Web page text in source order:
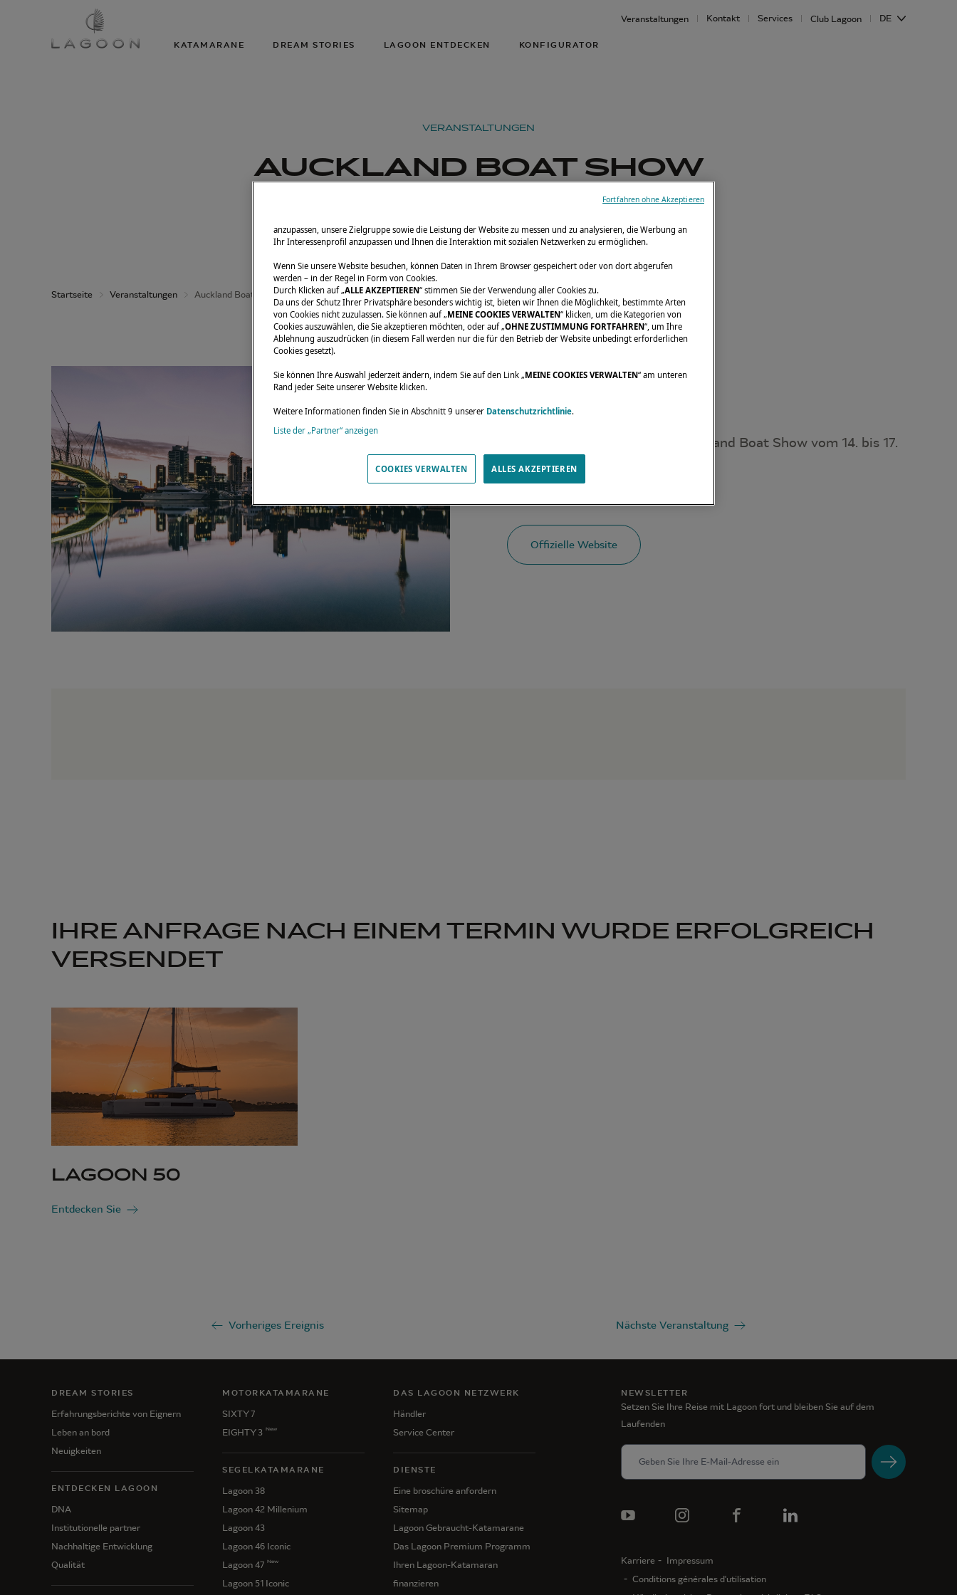
KATAMARANE DREAM STORIES LAGOON ENTDECKEN KONFIGURATOR
Veranstaltungen Kontakt Services Club Lagoon DE
VERANSTALTUNGEN
AUCKLAND BOAT SHOW
Lagoon 50
Startseite Veranstaltungen Auckland Boat Show
Treffen Sie Lagoon auf der Auckland Boat Show vom 14. bis 17.
März 2024.
Offizielle Website
IHRE ANFRAGE NACH EINEM TERMIN WURDE ERFOLGREICH
VERSENDET
LAGOON 50
Entdecken Sie
Vorheriges Ereignis Nächste Veranstaltung
DREAM STORIES
Erfahrungsberichte von Eignern
Leben an bord
Neuigkeiten
ENTDECKEN LAGOON
DNA
Institutionelle partner
Nachhaltige Entwicklung
Qualität
MOTORKATAMARANE
SIXTY 7
EIGHTY 3 New
SEGELKATAMARANE
Lagoon 38
Lagoon 42 Millenium
Lagoon 43
Lagoon 46 Iconic
Lagoon 47 New
Lagoon 51 Iconic
DAS LAGOON NETZWERK
Händler
Service Center
DIENSTE
Eine broschüre anfordern
Sitemap
Lagoon Gebraucht-Katamarane
Das Lagoon Premium Programm
Ihren Lagoon-Katamaran
finanzieren
NEWSLETTER
Setzen Sie Ihre Reise mit Lagoon fort und bleiben Sie auf dem
Laufenden
Karriere
Impressum
Conditions générales d'utilisation
anzupassen, unsere Zielgruppe sowie die Leistung der Website zu messen und zu analysieren, die Werbung an
Ihr Interessenprofil anzupassen und Ihnen die Interaktion mit sozialen Netzwerken zu ermöglichen.
Wenn Sie unsere Website besuchen, können Daten in Ihrem Browser gespeichert oder von dort abgerufen
werden – in der Regel in Form von Cookies.
Durch Klicken auf „ALLE AKZEPTIEREN“ stimmen Sie der Verwendung aller Cookies zu.
Da uns der Schutz Ihrer Privatsphäre besonders wichtig ist, bieten wir Ihnen die Möglichkeit, bestimmte Arten
von Cookies nicht zuzulassen. Sie können auf „MEINE COOKIES VERWALTEN“ klicken, um die Kategorien von
Cookies auszuwählen, die Sie akzeptieren möchten, oder auf „OHNE ZUSTIMMUNG FORTFAHREN“, um Ihre
Ablehnung auszudrücken (in diesem Fall werden nur die für den Betrieb der Website unbedingt erforderlichen
Cookies gesetzt).
Sie können Ihre Auswahl jederzeit ändern, indem Sie auf den Link „MEINE COOKIES VERWALTEN“ am unteren
Rand jeder Seite unserer Website klicken.
Weitere Informationen finden Sie in Abschnitt 9 unserer Datenschutzrichtlinie.
Liste der „Partner“ anzeigen
COOKIES VERWALTEN ALLES AKZEPTIEREN
Fortfahren ohne Akzeptieren